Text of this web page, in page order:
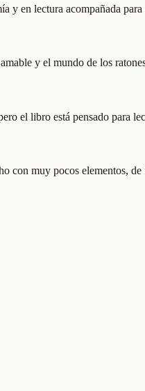
en lectura acompañada
y el mundo de los
el libro está pensado para
muy pocos elementos,